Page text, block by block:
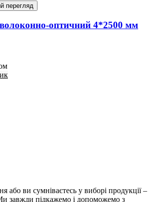
перегляд
волоконно-оптичний 4*2500 мм
або ви сумніваєтесь у виборі продукції –
завжди підкажемо і допоможемо з